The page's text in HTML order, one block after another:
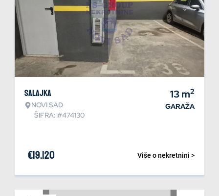
Salajka
NOVI SAD
ŠIFRA: #474130
13m2
GARAŽA
Više o nekretnini >
€19.120